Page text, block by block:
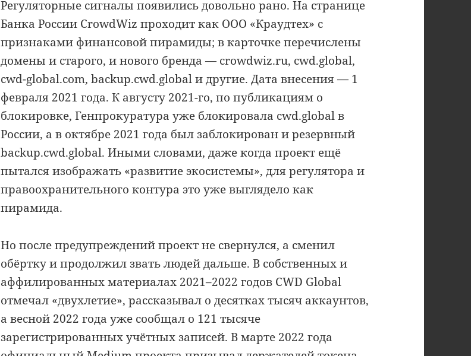
Регуляторные сигналы появились довольно рано. На странице
Банка России CrowdWiz проходит как ООО «Краудтех» с
признаками финансовой пирамиды; в карточке перечислены
домены и старого, и нового бренда — crowdwiz.ru, cwd.global,
cwd-global.com, backup.cwd.global и другие. Дата внесения — 1
февраля 2021 года. К августу 2021-го, по публикациям о
блокировке, Генпрокуратура уже блокировала cwd.global в
России, а в октябре 2021 года был заблокирован и резервный
backup.cwd.global. Иными словами, даже когда проект ещё
пытался изображать «развитие экосистемы», для регулятора и
правоохранительного контура это уже выглядело как
пирамида.
Но после предупреждений проект не свернулся, а сменил
обёртку и продолжил звать людей дальше. В собственных и
аффилированных материалах 2021–2022 годов CWD Global
отмечал «двухлетие», рассказывал о десятках тысяч аккаунтов,
а весной 2022 года уже сообщал о 121 тысяче
зарегистрированных учётных записей. В марте 2022 года